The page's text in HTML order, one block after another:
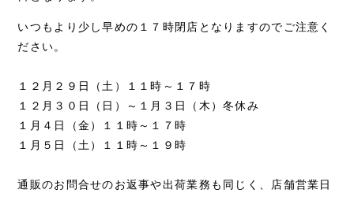
いつもより少し早めの１７時閉店となりますのでご注意く
ださい。
１２月２９日（土）１１時～１７時
１２月３０日（日）～１月３日（木）冬休み
１月４日（金）１１時～１７時
１月５日（土）１１時～１９時
通販のお問合せのお返事や出荷業務も同じく、店舗営業日